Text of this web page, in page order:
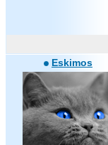
Eskimos